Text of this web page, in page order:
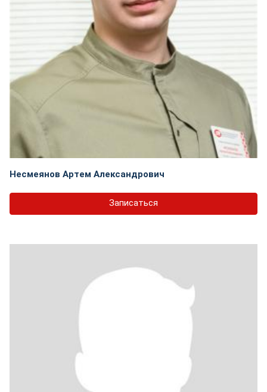
Несмеянов Артем Александрович
Записаться